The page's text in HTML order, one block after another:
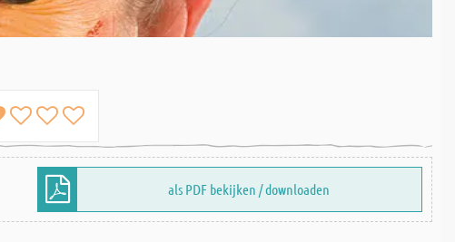
als PDF bekijken / downloaden